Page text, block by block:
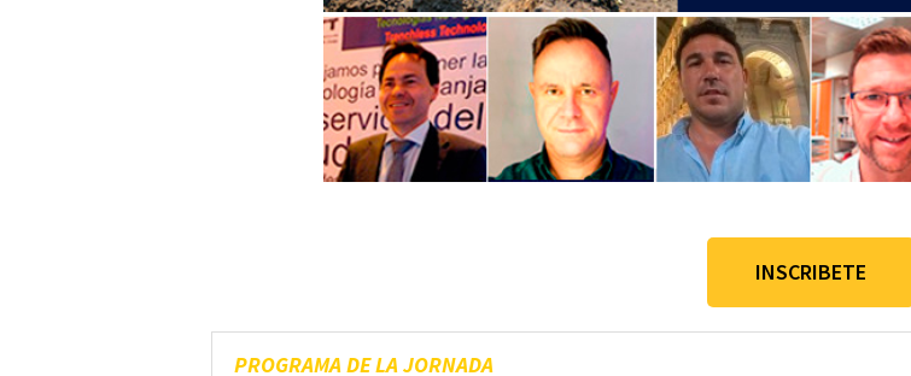
INSCRIBETE
PROGRAMA DE LA JORNADA